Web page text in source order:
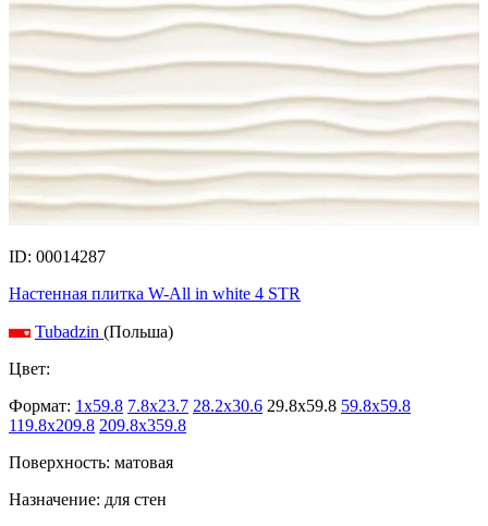
ID: 00014287
Настенная плитка W-All in white 4 STR
Tubadzin (Польша)
Цвет:
Формат: 1x59.8 7.8x23.7 28.2x30.6 29.8x59.8 59.8x59.8
119.8x209.8 209.8x359.8
Поверхность: матовая
Назначение: для стен